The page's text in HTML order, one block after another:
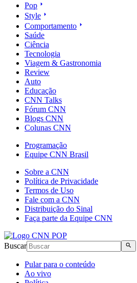
Pop
Style
Comportamento
Saúde
Ciência
Tecnologia
Viagem & Gastronomia
Review
Auto
Educação
CNN Talks
Fórum CNN
Blogs CNN
Colunas CNN
Programação
Equipe CNN Brasil
Sobre a CNN
Política de Privacidade
Termos de Uso
Fale com a CNN
Distribuição do Sinal
Faça parte da Equipe CNN
Buscar
Pular para o conteúdo
Ao vivo